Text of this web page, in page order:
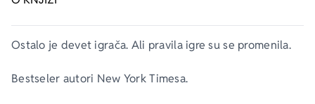
Ostalo je devet igrača. Ali pravila igre su se promenila.
Bestseler autori New York Timesa.